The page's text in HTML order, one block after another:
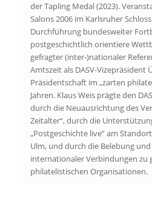
der Tapling Medal (2023).
Salons 2006 im Karlsruher
Durchführung bundesweiter
postgeschichtlich orientiere
gefragter (inter-)nationaler
Amtszeit als DASV-Vizepräsident
Präsidentschaft im „zarten
Jahren. Klaus Weis prägte den
durch die Neuausrichtung des
Zeitalter“, durch die
„Postgeschichte live“ am
Ulm, und durch die Belebung
internationaler Verbindungen zu
philatelistischen Organisationen.